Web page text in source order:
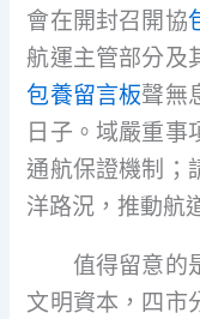
會在開封召開協
航運主管部分及
包養留言板聲無
日子。域嚴重事
通航保證機制；
洋路況，推動航
值得留意的是
文明資本，四市